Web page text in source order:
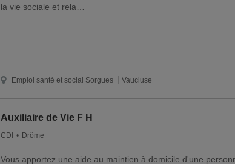
la vie sociale et rela…
Emploi santé et social Sorgues Vaucluse
Auxiliaire de Vie F H
CDI Drôme
Vous apportez une aide au maintien à domicile d'une